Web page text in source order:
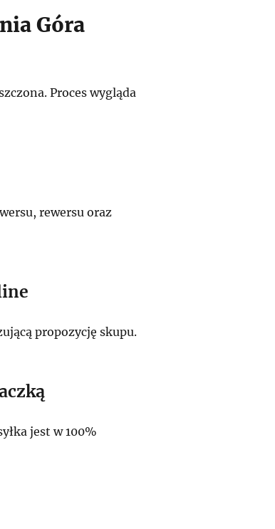
Góra
Proces wygląda
rewersu oraz
propozycję skupu.
jest w 100%